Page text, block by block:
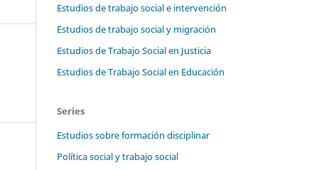
Estudios de trabajo social e intervención
Estudios de trabajo social y migración
Estudios de Trabajo Social en Justicia
Estudios de Trabajo Social en Educación
Series
Estudios sobre formación disciplinar
Política social y trabajo social